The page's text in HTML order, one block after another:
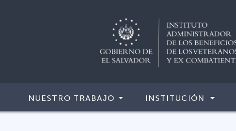
NUESTRO TRABAJO INSTITUCIÓN